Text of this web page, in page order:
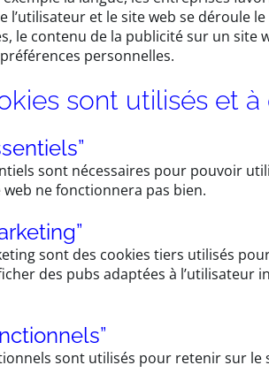
l’utilisateur et le site web se déroule
le contenu de la publicité sur un
personnelles.
sont utilisés et
sont nécessaires pour pouvoir
web ne fonctionnera pas bien.
sont des cookies tiers utilisés
des pubs adaptées à
sont utilisés pour retenir sur